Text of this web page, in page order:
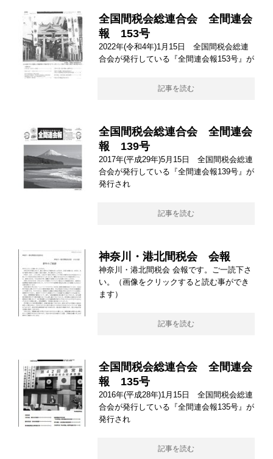
全国間税会総連合会 全間連会
報 153号
2022年(令和4年)1月15日 全国間税会総連
合会が発行している『全間連会報153号』が
記事を読む
全国間税会総連合会 全間連会
報 139号
2017年(平成29年)5月15日 全国間税会総連
合会が発行している『全間連会報139号』が
発行され
記事を読む
神奈川・港北間税会 会報
神奈川・港北間税会 会報です。ご一読下さ
い。（画像をクリックすると読む事ができ
ます）
記事を読む
全国間税会総連合会 全間連会
報 135号
2016年(平成28年)1月15日 全国間税会総連
合会が発行している『全間連会報135号』が
発行され
記事を読む